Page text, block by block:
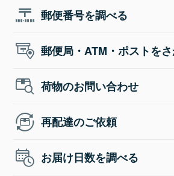
郵便番号を調べる
郵便局・ATM・ポストを
荷物のお問い合わせ
再配達のご依頼
お届け日数を調べる